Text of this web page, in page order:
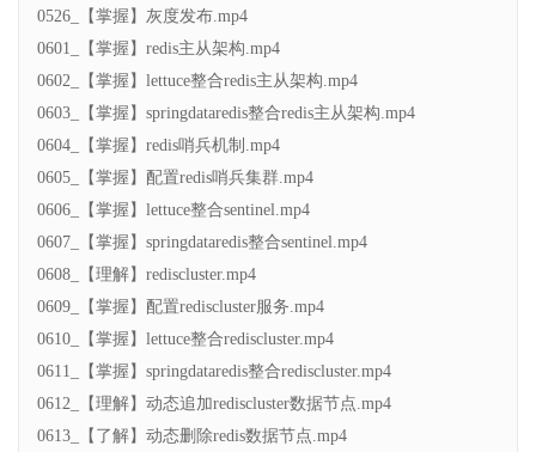
0526_【掌握】灰度发布.mp4
0601_【掌握】redis主从架构.mp4
0602_【掌握】lettuce整合redis主从架构.mp4
0603_【掌握】springdataredis整合redis主从架构.mp4
0604_【掌握】redis哨兵机制.mp4
0605_【掌握】配置redis哨兵集群.mp4
0606_【掌握】lettuce整合sentinel.mp4
0607_【掌握】springdataredis整合sentinel.mp4
0608_【理解】rediscluster.mp4
0609_【掌握】配置rediscluster服务.mp4
0610_【掌握】lettuce整合rediscluster.mp4
0611_【掌握】springdataredis整合rediscluster.mp4
0612_【理解】动态追加rediscluster数据节点.mp4
0613_【了解】动态删除redis数据节点.mp4